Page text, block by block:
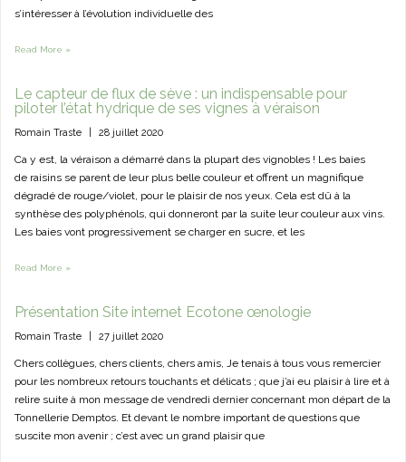
s’intéresser à l’évolution individuelle des
Read More »
Le capteur de flux de sève : un indispensable pour
piloter l’état hydrique de ses vignes à véraison
Romain Traste 28 juillet 2020
Ca y est, la véraison a démarré dans la plupart des vignobles ! Les baies
de raisins se parent de leur plus belle couleur et offrent un magnifique
dégradé de rouge/violet, pour le plaisir de nos yeux. Cela est dû à la
synthèse des polyphénols, qui donneront par la suite leur couleur aux vins.
Les baies vont progressivement se charger en sucre, et les
Read More »
Présentation Site internet Ecotone œnologie
Romain Traste 27 juillet 2020
Chers collègues, chers clients, chers amis, Je tenais à tous vous remercier
pour les nombreux retours touchants et délicats ; que j’ai eu plaisir à lire et à
relire suite à mon message de vendredi dernier concernant mon départ de la
Tonnellerie Demptos. Et devant le nombre important de questions que
suscite mon avenir ; c’est avec un grand plaisir que